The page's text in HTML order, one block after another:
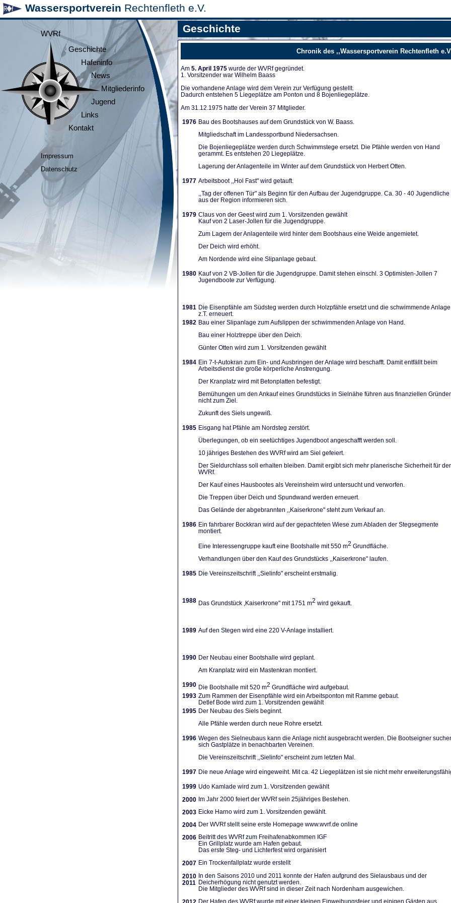
Wassersportverein Rechtenfleth e.V.
WVRf
Geschichte
Hafeninfo
News
Mitgliederinfo
Jugend
Links
Kontakt
Impressum
Datenschutz
Geschichte
Chronik des ,,Wassersportverein Rechtenfleth
Am 5. April 1975 wurde der WVRf gegründet.
1. Vorsitzender war Wilhelm Baass
Die vorhandene Anla­ge wird dem Verein zur Verfügung ge­stellt.
Dadurch entstehen 5 Liegeplät­ze am Ponton und 8 Bojenliegeplätze.
Am 31.12.1975 hatte der Verein 37 Mitglieder.
1976 Bau des Bootshauses auf dem Grundstück von W. Baass.
Mitgliedschaft im Landes­sportbund Niedersachsen.
Die Bojenliegeplätze werden durch Schwimmstege ersetzt. Die Pfähle werden von Hand
gerammt. Es entstehen 20 Lie­geplätze.
Lagerung der Anlagenteile im Winter auf dem Grundstück von Herbert Otten.
1977 Arbeitsboot ,,Hol Fast" wird getauft.
,,Tag der offenen Tür" als Be­ginn für den Aufbau der Jugendgruppe. Ca. 30 - 40 Ju­gendliche
aus der Region infor­mieren sich.
1979 Claus von der Geest wird zum 1. Vorsitzenden gewählt
Kauf von 2 Laser-Jollen für die Jugendgruppe.
Zum Lagern der Anlagentei­le wird hinter dem Bootshaus eine Weide angemietet.
Der Deich wird erhöht.
Am Nordende wird eine Slip­anlage gebaut.
1980 Kauf von 2 VB-Jollen für die Jugendgruppe. Damit stehen einschl. 3 Optimi­sten-Jollen 7
Jugendboote zur Verfügung.
1981 Die Eisenpfähle am Südsteg werden durch Holzpfähle ersetzt und die schwimmende Anlage
z.T. erneuert.
1982 Bau einer Slipanlage zum Aufslippen der schwimmenden Anlage von Hand.
Bau einer Holztreppe über den Deich.
Günter Otten wird zum 1. Vorsitzenden gewählt
1984 Ein 7-t-Autokran zum Ein- und Ausbringen der Anlage wird beschafft. Damit entfällt beim
Arbeits­dienst die große körperliche Anstrengung.
Der Kranplatz wird mit Be­tonplatten befestigt.
Bemühungen um den Ankauf eines Grundstücks in Sielnähe führen aus finanziellen
nicht zum Ziel.
Zukunft des Siels ungewiß.
1985 Eisgang hat Pfähle am Nordsteg zerstört.
Überlegungen, ob ein see­tüchtiges Jugendboot ange­schafft werden soll.
10 jähriges Bestehen des WVRf wird am Siel gefeiert.
Der Sieldurchlass soll erhal­ten bleiben. Damit ergibt sich mehr planerische Sicherheit für
WVRf.
Der Kauf eines Hausbootes als Vereinsheim wird unter­sucht und verworfen.
Die Treppen über Deich und Spundwand werden erneuert.
Das Gelände der abgebrann­ten ,,Kaiserkrone" steht zum Verkauf an.
1986 Ein fahrbarer Bockkran wird auf der gepachteten Wiese zum Abladen der Stegsegmente
montiert.
Eine Interessengruppe kauft eine Bootshalle mit 550 m2 Grundfläche.
Verhandlungen über den Kauf des Grundstücks ,,Kaiser­krone" laufen.
1985 Die Vereinszeitschrift ,,Sielinfo" erscheint erstmalig.
1988 Das Grundstück ,Kaiserkro­ne" mit 1751 m2 wird gekauft.
1989 Auf den Stegen wird eine 220 V-Anlage installiert.
1990 Der Neubau einer Bootshalle wird geplant.
Am Kranplatz wird ein Ma­stenkran montiert.
1990 Die Bootshalle mit 520 m2 Grundfläche wird aufgebaut.
1993 Zum Rammen der Eisenpfäh­le wird ein Arbeitsponton mit Ramme gebaut.
Detlef Bode wird zum 1. Vorsitzenden gewählt
1995 Der Neubau des Siels be­ginnt.
Alle Pfähle werden durch neue Rohre ersetzt.
1996 Wegen des Sielneubaus kann die Anlage nicht ausgebracht werden. Die Bootseigner
sich Gastplätze in be­nachbarten Vereinen.
Die Vereinszeitschrift ,,Sielinfo" erscheint zum letzten Mal.
1997 Die neue Anlage wird einge­weiht. Mit ca. 42 Liegeplätzen ist sie nicht mehr
1999
2000
2003
2004
2006
2007
2010
2011
Udo Kamlade wird zum 1. Vorsitzenden gewählt
Im Jahr 2000 feiert der WVRf sein 25jähriges Bestehen.
Eicke Harno wird zum 1. Vorsitzenden gewählt.
Der WVRf stellt seine erste Homepage www.wvrf.de online
Beitritt des WVRf zum Freihafenabkommen IGF
Ein Grillplatz wurde am Hafen gebaut.
Das erste Steg- und Lichterfest wird organisiert
Ein Trockenfallplatz wurde erstellt
In den Saisons 2010 und 2011 konnte der Hafen aufgrund des Sielausbaus und der
Deicherhögung nicht genutzt werden.
Die Mitglieder des WVRf sind in dieser Zeit nach Nordenham ausgewichen.
Der Hafen des WVRf wurde mit einer kleinen Einweihungsfeier und einigen Gästen aus